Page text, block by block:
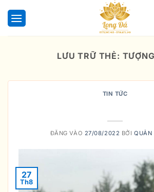
qua
LƯU TRỮ THẺ:
TIN TỨC
ĐĂNG VÀO 27/08/2022 BỞIQUẢN
27
Th8